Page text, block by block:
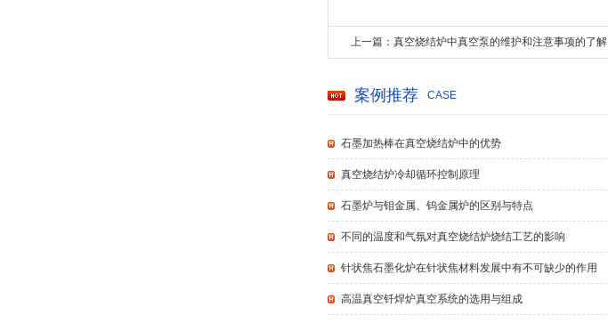
上一篇：真空烧结炉中真空泵的维护和注意事项的了解
案例推荐 CASE
石墨加热棒在真空烧结炉中的优势
真空烧结炉冷却循环控制原理
石墨炉与钼金属、钨金属炉的区别与特点
不同的温度和气氛对真空烧结炉烧结工艺的影响
针状焦石墨化炉在针状焦材料发展中有不可缺少的作用
高温真空钎焊炉真空系统的选用与组成